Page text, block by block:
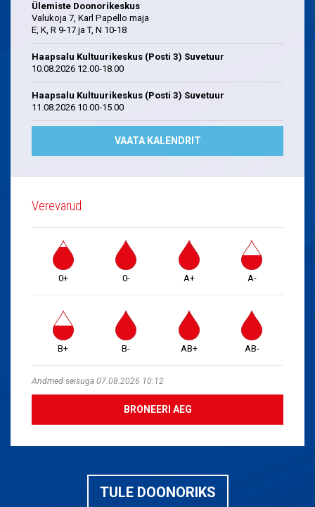
Ülemiste Doonorikeskus
Valukoja 7, Karl Papello maja
E, K, R 9-17 ja T, N 10-18
Haapsalu Kultuurikeskus (Posti 3) Suvetuur
10.08.2026 12.00-18.00
Haapsalu Kultuurikeskus (Posti 3) Suvetuur
11.08.2026 10.00-15.00
VAATA KALENDRIT
Verevarud
0+ 0- A+ A-
B+ B- AB+ AB-
Andmed seisuga 07.08.2026 10:12
BRONEERI AEG
TULE DOONORIKS